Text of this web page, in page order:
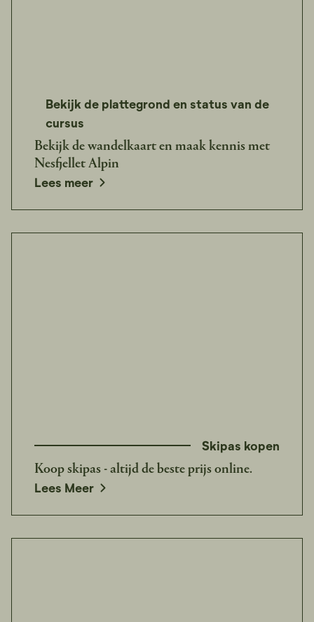
Bekijk de plattegrond en status van de
cursus
Bekijk de wandelkaart en maak kennis met
Nesfjellet Alpin
Lees meer
Skipas kopen
Koop skipas - altijd de beste prijs online.
Lees Meer
opens in a new window